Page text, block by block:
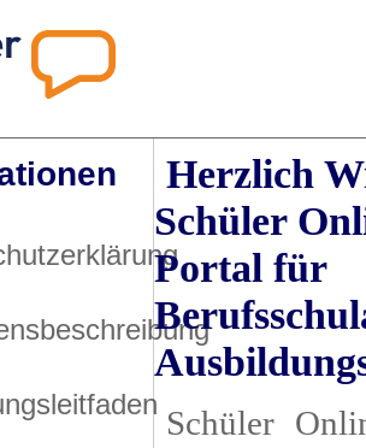
Herzlich
Schüler
Portal für
Schüler